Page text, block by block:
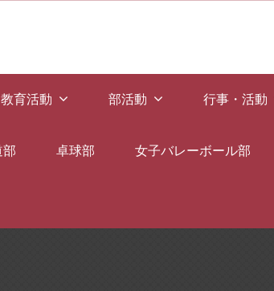
教育活動 部活動 行事・活動
部 卓球部 女子バレーボール部